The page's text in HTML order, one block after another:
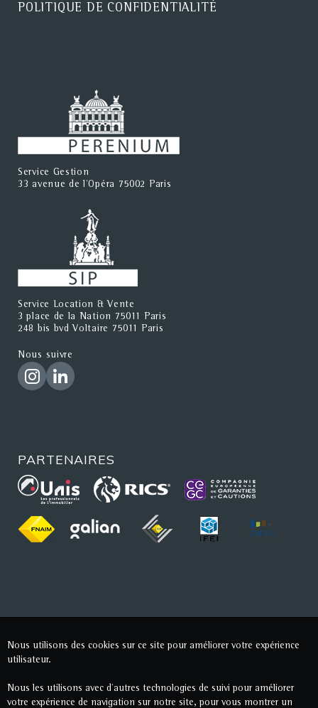
POLITIQUE DE CONFIDENTIALITÉ
Service Gestion
33 avenue de l'Opéra 75002 Paris
Service Location & Vente
3 place de la Nation 75011 Paris
248 bis bvd Voltaire 75011 Paris
Nous suivre
PARTENAIRES
Nous utilisons des cookies sur ce site pour améliorer votre expérience
utilisateur.
Nous les utilisons avec d'autres technologies de suivi pour améliorer
votre expérience de navigation sur notre site, pour vous montrer un